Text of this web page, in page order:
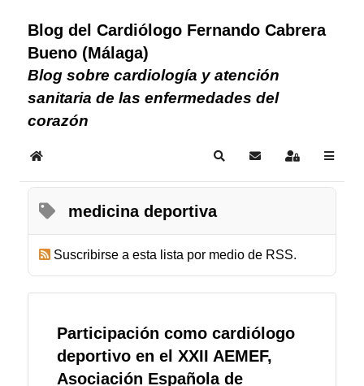
Blog del Cardiólogo Fernando Cabrera
Bueno (Málaga)
Blog sobre cardiología y atención
sanitaria de las enfermedades del
corazón
Home SearchSuscribirse a las
Sign In
medicina deportiva
Suscribirse a esta lista por medio de RSS.
Participación como cardiólogo
deportivo en el XXII AEMEF,
Asociación Española de